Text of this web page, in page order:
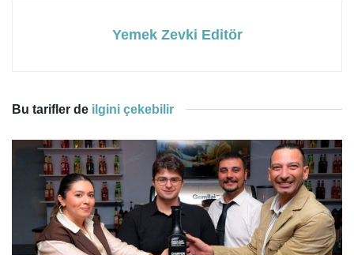
Yemek Zevki Editör
Bu tarifler de ilgini çekebilir